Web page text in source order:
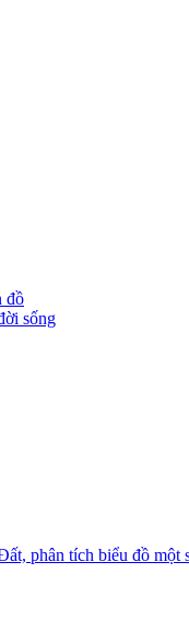
đồ
sống
phân tích biểu đồ một